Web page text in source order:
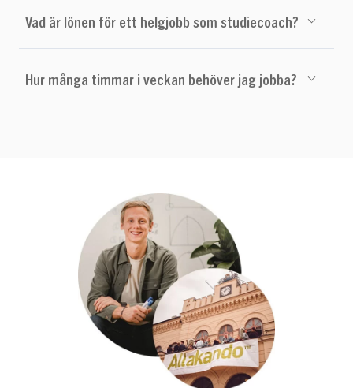
Vad är lönen för ett helgjobb som studiecoach?
Hur många timmar i veckan behöver jag jobba?